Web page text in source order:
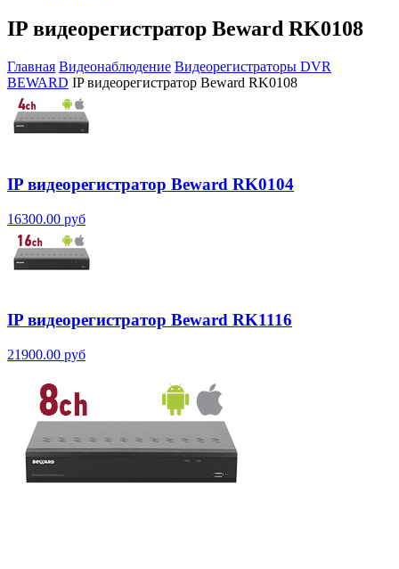
IP видеорегистратор Beward RK0108
Главная Видеонаблюдение Видеорегистраторы DVR
BEWARD IP видеорегистратор Beward RK0108
IP видеорегистратор Beward RK0104
16300.00 руб
IP видеорегистратор Beward RK1116
21900.00 руб